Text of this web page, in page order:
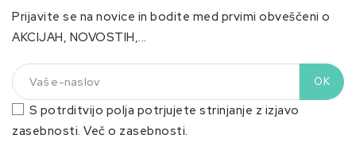
Prijavite se na novice in bodite med prvimi obveščeni o
AKCIJAH, NOVOSTIH,...
S potrditvijo polja potrjujete strinjanje z izjavo
zasebnosti. Več o zasebnosti.